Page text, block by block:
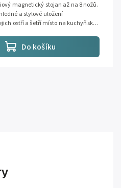
Do košíku
magnetický stojan až na 8 nožů.
a stylové uložení
ostří a šetří místo na kuchyňské